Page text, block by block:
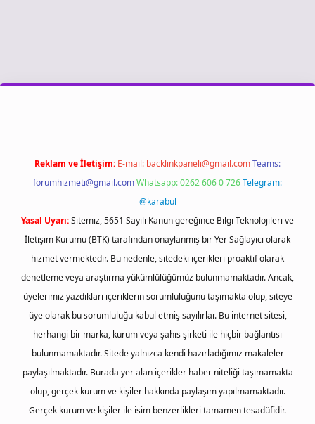
Reklam ve İletişim: E-mail: backlinkpaneli@gmail.comTeams:
forumhizmeti@gmail.comWhatsapp: 0262 606 0 726Telegram:
@karabul
Yasal Uyarı:Sitemiz, 5651 Sayılı Kanun gereğince Bilgi Teknolojileri ve
İletişim Kurumu (BTK) tarafından onaylanmış bir Yer Sağlayıcı olarak
hizmet vermektedir. Bu nedenle, sitedeki içerikleri proaktif olarak
denetleme veya araştırma yükümlülüğümüz bulunmamaktadır. Ancak,
üyelerimiz yazdıkları içeriklerin sorumluluğunu taşımakta olup, siteye
üye olarak bu sorumluluğu kabul etmiş sayılırlar. Bu internet sitesi,
herhangi bir marka, kurum veya şahıs şirketi ile hiçbir bağlantısı
bulunmamaktadır. Sitede yalnızca kendi hazırladığımız makaleler
paylaşılmaktadır. Burada yer alan içerikler haber niteliği taşımamakta
olup, gerçek kurum ve kişiler hakkında paylaşım yapılmamaktadır.
Gerçek kurum ve kişiler ile isim benzerlikleri tamamen tesadüfidir.